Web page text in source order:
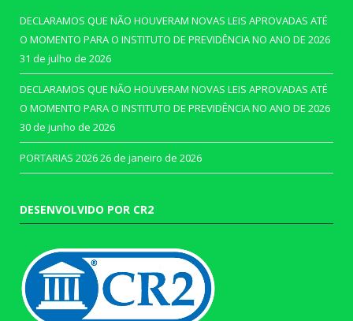
DECLARAMOS QUE NÃO HOUVERAM NOVAS LEIS APROVADAS ATÉ
O MOMENTO PARA O INSTITUTO DE PREVIDÊNCIA NO ANO DE 2026
31 de julho de 2026
DECLARAMOS QUE NÃO HOUVERAM NOVAS LEIS APROVADAS ATÉ
O MOMENTO PARA O INSTITUTO DE PREVIDÊNCIA NO ANO DE 2026
30 de junho de 2026
PORTARIAS 202626 de janeiro de 2026
DESENVOLVIDO POR CR2